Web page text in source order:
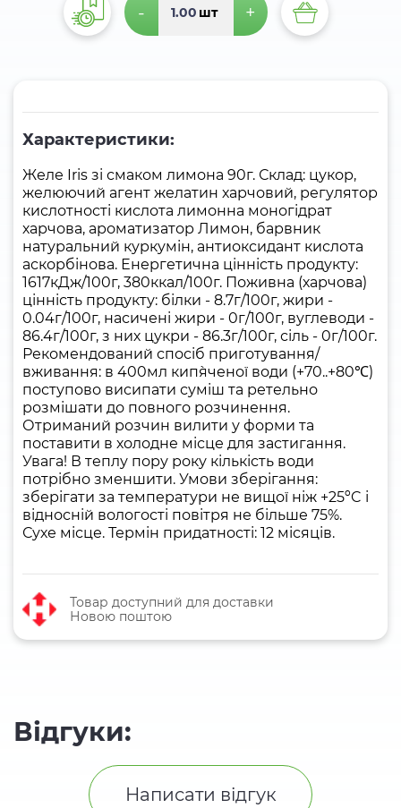
- шт +
Характеристики:
Желе Iris зі смаком лимона 90г. Склад: цукор,
желюючий агент желатин харчовий, регулятор
кислотності кислота лимонна моногідрат
харчова, ароматизатор Лимон, барвник
натуральний куркумін, антиоксидант кислота
аскорбінова. Енергетична цінність продукту:
1617кДж/100г, 380ккал/100г. Поживна (харчова)
цінність продукту: білки - 8.7г/100г, жири -
0.04г/100г, насичені жири - 0г/100г, вуглеводи -
86.4г/100г, з них цукри - 86.3г/100г, сіль - 0г/100г.
Рекомендований спосіб приготування/
вживання: в 400мл кип`яченої води (+70..+80℃)
поступово висипати суміш та ретельно
розмішати до повного розчинення.
Отриманий розчин вилити у форми та
поставити в холодне місце для застигання.
Увага! В теплу пору року кількість води
потрібно зменшити. Умови зберігання:
зберігати за температури не вищої ніж +25ºC і
відносній вологості повітря не більше 75%.
Сухе місце. Термін придатності: 12 місяців.
Товар доступний для доставки
Новою поштою
Відгуки:
Написати відгук